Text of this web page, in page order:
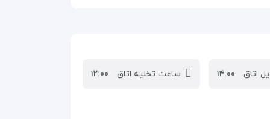
اتاق ۱۴:۰۰ ساعت تخلیه اتاق ۱۲:۰۰